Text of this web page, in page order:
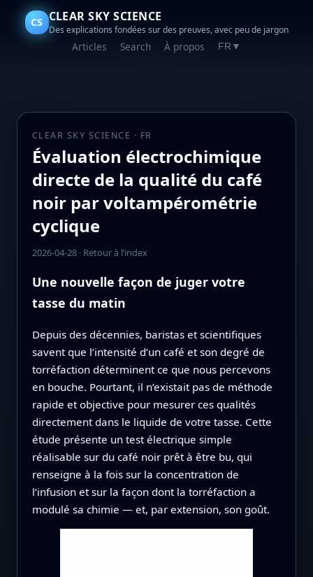
CS CLEAR SKY SCIENCE
Des explications fondées sur des preuves, avec peu de jargon
Articles Search À propos FR ▼
CLEAR SKY SCIENCE · FR
Évaluation électrochimique
directe de la qualité du café
noir par voltampérométrie
cyclique
2026-04-28· Retour à l’index
Une nouvelle façon de juger votre
tasse du matin
Depuis des décennies, baristas et scientifiques
savent que l’intensité d’un café et son degré de
torréfaction déterminent ce que nous percevons
en bouche. Pourtant, il n’existait pas de méthode
rapide et objective pour mesurer ces qualités
directement dans le liquide de votre tasse. Cette
étude présente un test électrique simple
réalisable sur du café noir prêt à être bu, qui
renseigne à la fois sur la concentration de
l’infusion et sur la façon dont la torréfaction a
modulé sa chimie — et, par extension, son goût.